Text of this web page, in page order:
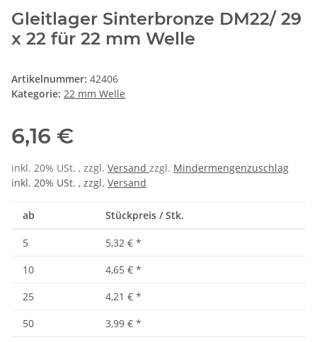
Gleitlager Sinterbronze DM22/ 29
x 22 für 22 mm Welle
Artikelnummer: 42406
Kategorie: 22 mm Welle
6,16 €
inkl. 20% USt. , zzgl. Versand zzgl. Mindermengenzuschlag
inkl. 20% USt. , zzgl. Versand
ab Stückpreis / Stk.
5 5,32 € *
10
4,65 € *
25
4,21 € *
50
3,99 € *